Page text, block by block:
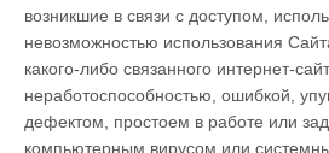
возникшие в связи с доступом,
невозможностью использования
какого-либо связанного интернет-
неработоспособностью, ошибкой,
дефектом, простоем в работе или
компьютерным вирусом или